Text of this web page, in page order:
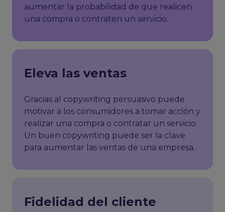
aumentar la probabilidad de que realicen
una compra o contraten un servicio.
Eleva las ventas
Gracias al copywriting persuasivo puede
motivar a los consumidores a tomar acción y
realizar una compra o contratar un servicio.
Un buen copywriting puede ser la clave
para aumentar las ventas de una empresa.
Fidelidad del cliente